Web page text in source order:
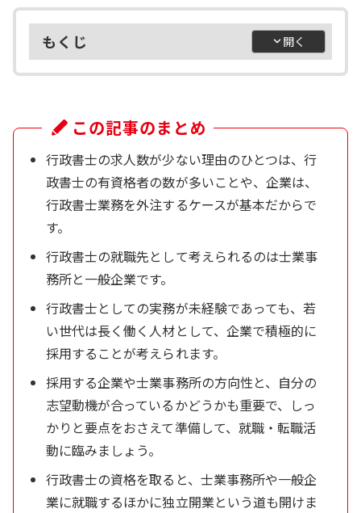
もくじ
この記事のまとめ
行政書士の求人数が少ない理由のひとつは、行
政書士の有資格者の数が多いことや、企業は、
行政書士業務を外注するケースが基本だからで
す。
行政書士の就職先として考えられるのは士業事
務所と一般企業です。
行政書士としての実務が未経験であっても、若
い世代は長く働く人材として、企業で積極的に
採用することが考えられます。
採用する企業や士業事務所の方向性と、自分の
志望動機が合っているかどうかも重要で、しっ
かりと要点をおさえて準備して、就職・転職活
動に臨みましょう。
行政書士の資格を取ると、士業事務所や一般企
業に就職するほかに独立開業という道も開けま